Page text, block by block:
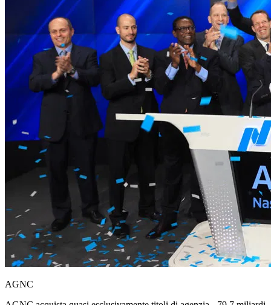
AGNC